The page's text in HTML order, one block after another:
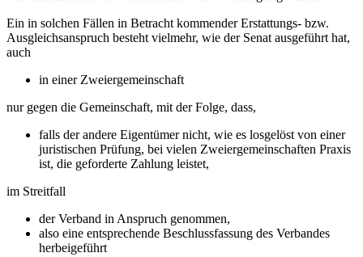
Ein in solchen Fällen in Betracht kommender Erstattungs- bzw.
Ausgleichsanspruch besteht vielmehr, wie der Senat ausgeführt hat,
auch
in einer Zweiergemeinschaft
nur gegen die Gemeinschaft, mit der Folge, dass,
falls der andere Eigentümer nicht, wie es losgelöst von einer
juristischen Prüfung, bei vielen Zweiergemeinschaften Praxis
ist, die geforderte Zahlung leistet,
im Streitfall
der Verband in Anspruch genommen,
also eine entsprechende Beschlussfassung des Verbandes
herbeigeführt